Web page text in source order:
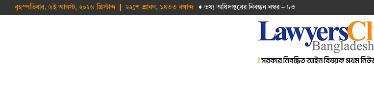
বৃহস্পতিবার, ৬ই আগস্ট, ২০২৬ খ্রিস্টাব্দ ❙ ২২শে শ্রাবণ, ১৪৩৩ বঙ্গাব্দ ♦ তথ‌্য অ‌ধিদপ্ত‌রের নিবন্ধন নম্বর – ৮৩